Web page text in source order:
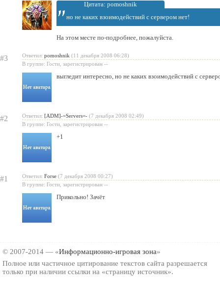
Цитата: pomoshnik
но не каких взоимодействий с сервером нет!
На этом месте по-подробнее, пожалуйста.
#3 Ответил: pomoshnik (11 декабря 2008 06:28)
В группе: Гости, зарегистрирован --
выгледит интересно, но не каких взоимодействий с
#2 Ответил: [ADM]-=Servers=- (7 декабря 2008 02:49)
В группе: Гости, зарегистрирован --
+1
#1 Ответил: Forse (7 декабря 2008 00:27)
В группе: Гости, зарегистрирован --
Прикольно! Зачёт
© 2007-2014 — «Информационно-игровая зона»
Полное или частичное цитирование текстов сайта разрешается
только при наличии ссылки на «страницу источник».